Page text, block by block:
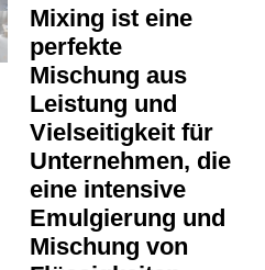
Mixing ist eine
perfekte
Mischung aus
Leistung und
Vielseitigkeit für
Unternehmen, die
eine intensive
Emulgierung und
Mischung von